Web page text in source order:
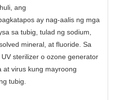
ang
ay nag-aalis ng mga
sa tubig, tulad ng sodium,
mineral, at fluoride. Sa
UV sterilizer o ozone generator
at virus kung mayroong
tubig.